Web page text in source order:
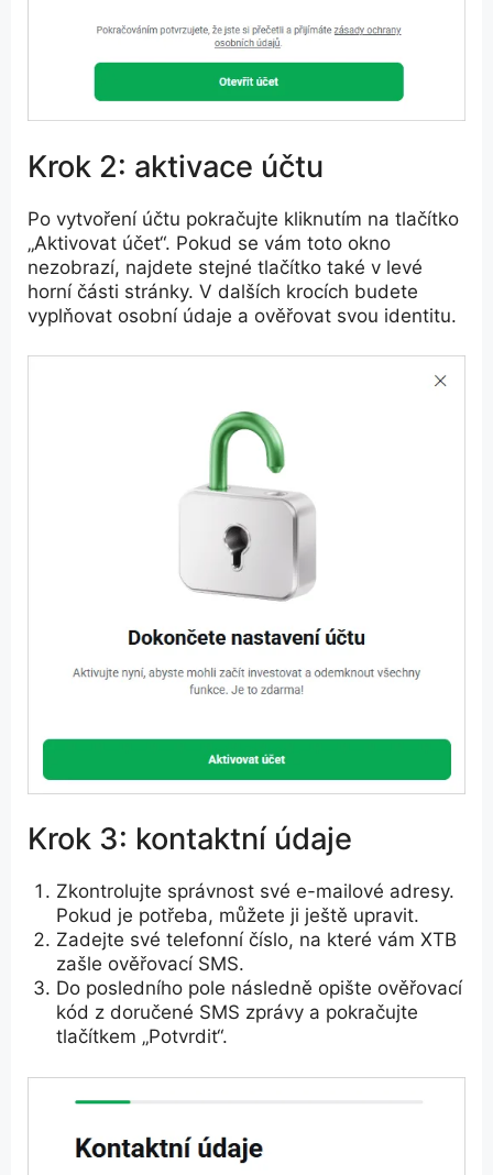
Krok 2: aktivace účtu
Po vytvoření účtu pokračujte kliknutím na tlačítko
„Aktivovat účet“. Pokud se vám toto okno
nezobrazí, najdete stejné tlačítko také v levé
horní části stránky. V dalších krocích budete
vyplňovat osobní údaje a ověřovat svou identitu.
Krok 3: kontaktní údaje
Zkontrolujte správnost své e-mailové adresy.
Pokud je potřeba, můžete ji ještě upravit.
Zadejte své telefonní číslo, na které vám XTB
zašle ověřovací SMS.
Do posledního pole následně opište ověřovací
kód z doručené SMS zprávy a pokračujte
tlačítkem „Potvrdit“.